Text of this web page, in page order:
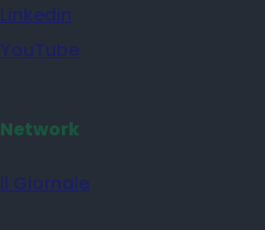
Linkedin
YouTube
Network
il Giornale